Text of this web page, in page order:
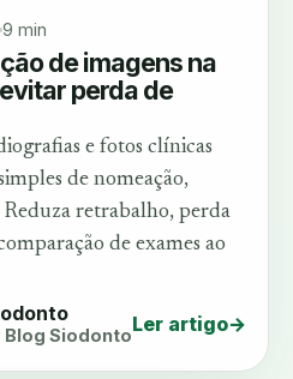
9 min
de imagens na
perda de
e fotos clínicas
de nomeação,
Reduza retrabalho, perda
de exames ao
SiodontoLer artigo→